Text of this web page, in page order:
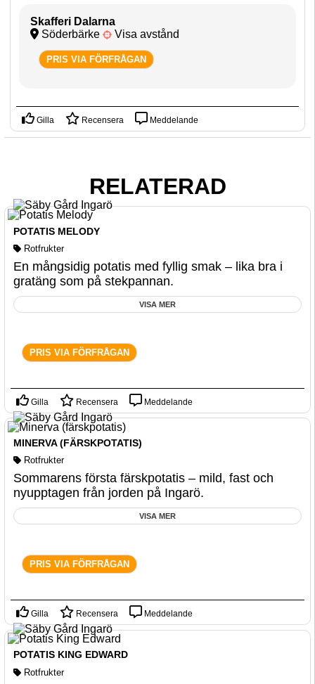
Skafferi Dalarna
Söderbärke
Visa avstånd
PRIS VIA FÖRFRÅGAN
Gilla Recensera Meddelande
RELATERAD
POTATIS MELODY
Rotfrukter
En mångsidig potatis med fyllig smak – lika bra i
gratäng som på stekpannan.
VISA MER
PRIS VIA FÖRFRÅGAN
Gilla Recensera Meddelande
MINERVA (FÄRSKPOTATIS)
Rotfrukter
Sommarens första färskpotatis – mild, fast och
nyupptagen från jorden på Ingarö.
VISA MER
PRIS VIA FÖRFRÅGAN
Gilla Recensera Meddelande
POTATIS KING EDWARD
Rotfrukter